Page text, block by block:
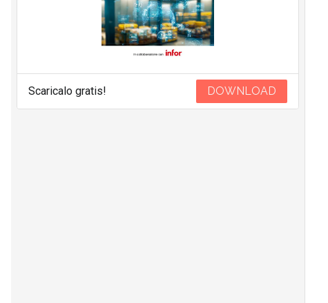
Scaricalo gratis! DOWNLOAD